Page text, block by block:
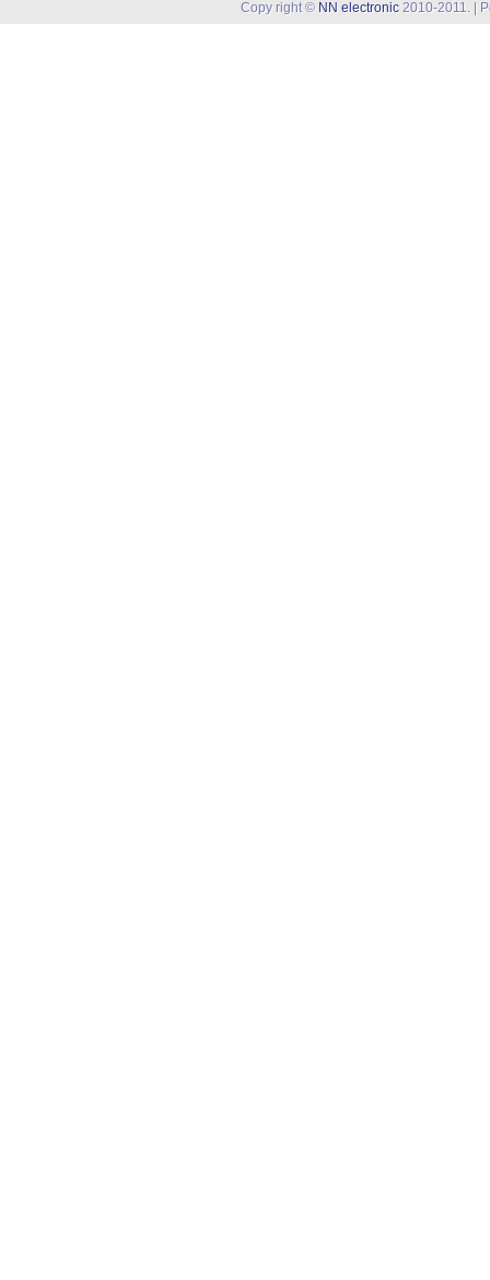
Copy right © NN electronic 2010-2011. |